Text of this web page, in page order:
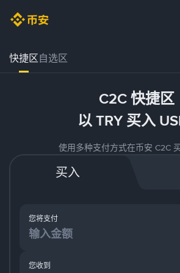
快捷区自选区
C2C 快捷区
以 TRY 买入
使用多种支付方式在币安 C2C
买入
您将支付
您收到